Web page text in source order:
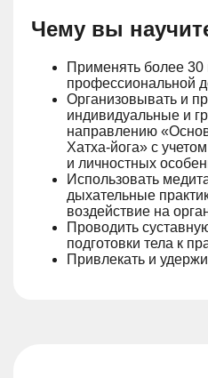
Чему вы
Применять более 30
профессиональной
Организовывать и
индивидуальные и
направлению
Хатха-йога» с
и личностных
Использовать
дыхательные
воздействие на
Проводить
подготовки тела к
Привлекать и